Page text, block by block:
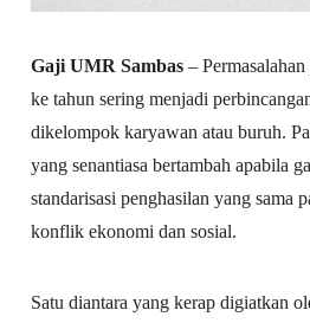
Gaji UMR Sambas –
ke tahun sering menjadi
dikelompok karyawan atau buruh.
yang senantiasa bertambah apabila
standarisasi penghasilan yang sama
konflik ekonomi dan sosial.
Satu diantara yang kerap digiatkan